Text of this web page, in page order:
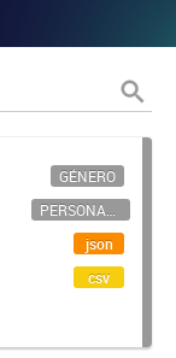
GÉNERO
PERSONAL CIENTÍFICO-TECNOLÓGICO
json
csv